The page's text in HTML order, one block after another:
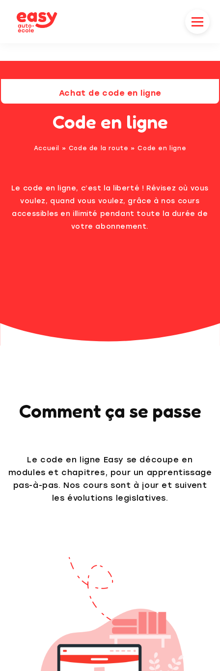
Achat de code en ligne
Code en ligne
Accueil » Code de la route »Code en ligne
Le code en ligne, c’est la liberté ! Révisez où vous
voulez, quand vous voulez, grâce à nos cours
accessibles en illimité pendant toute la durée de
votre abonnement.
Comment ça se passe
Le code en ligne Easy se découpe en
modules et chapitres, pour un apprentissage
pas-à-pas. Nos cours sont à jour et suivent
les évolutions legislatives.